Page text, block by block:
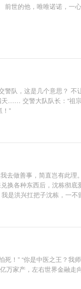
世的他，唯唯诺诺，一
队，这是几个意思？
…… 交警大队队长：“祖
”
去做善事，简直岂有此理
换各种东西后，沈栋彻
是洪兴扛把子沈栋，一
！” “你是中医之王？我
万家产，左右世界金融